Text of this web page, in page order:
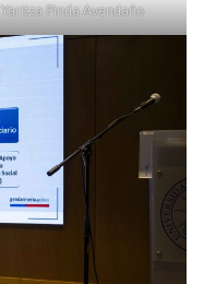
Yaritza Pinda Avendaño